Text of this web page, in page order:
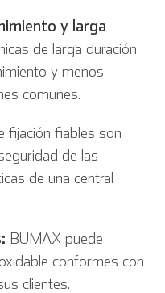
y larga
de larga duración
y menos
comunes.
fijación fiables son
de las
de una central
BUMAX puede
conformes con
clientes.